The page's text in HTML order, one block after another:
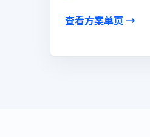
查看方案单页 →